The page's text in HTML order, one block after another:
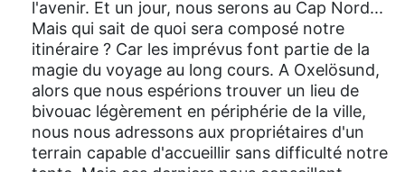
l'avenir. Et un jour, nous serons au Cap Nord...
Mais qui sait de quoi sera composé notre
itinéraire ? Car les imprévus font partie de la
magie du voyage au long cours. A Oxelösund,
alors que nous espérions trouver un lieu de
bivouac légèrement en périphérie de la ville,
nous nous adressons aux propriétaires d'un
terrain capable d'accueillir sans difficulté notre